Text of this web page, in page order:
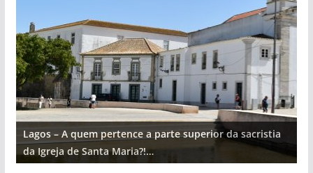
Lagos – A quem pertence a parte superior da sacristia
da Igreja de Santa Maria?!…